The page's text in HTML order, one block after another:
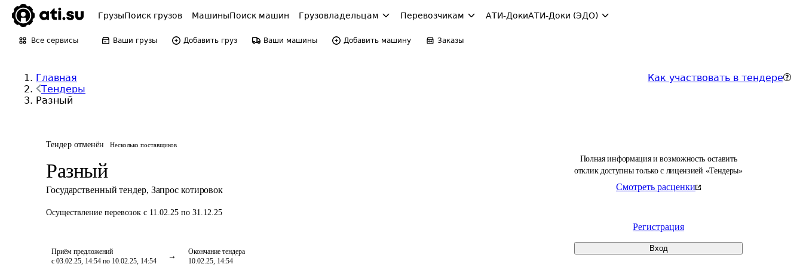
ГрузыПоиск грузов МашиныПоиск машин Грузовладельцам Перевозчикам АТИ-ДокиАТИ-Доки (ЭДО)
Все сервисы Ваши грузы Добавить груз Ваши машины Добавить машину Заказы
Главная
Тендеры
Разный
Как участвовать в тендере
Тендер отменён Несколько поставщиков
Разный
Государственный тендер, Запрос котировок
Осуществление перевозок с 11.02.25 по 31.12.25
Приём предложений
с 03.02.25, 14:54 по 10.02.25, 14:54
Окончание тендера
10.02.25, 14:54
Полная информация и возможность оставить
отклик доступны только с лицензией «Тендеры»
Смотреть расценки
Регистрация
Вход